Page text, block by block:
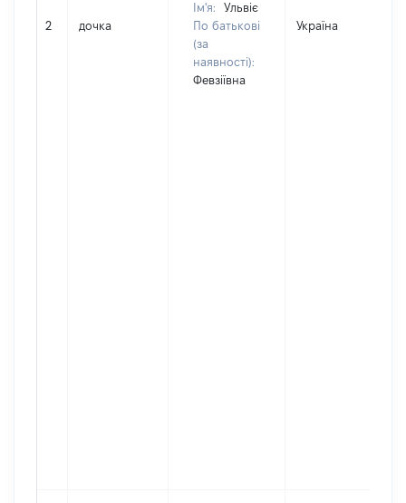
2 дочка
Ім'я:
Ульвіє
По батькові
(за
наявності):
Февзіївна
Україна